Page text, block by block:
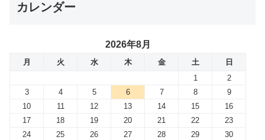
カレンダー
2026年8月
月 火 水 木 金 土
日
1
2
3
4 5 6 7 8
9
10
11 12 13 14 15
16
17
18 19 20 21 22
23
24
25 26 27 28 29
30